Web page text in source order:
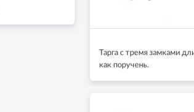
Тарга с тремя замками
как поручень.